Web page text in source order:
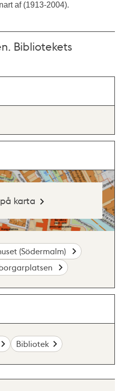
af (1913-2004).
Bibliotekets
karta
(Södermalm)
Bibliotek